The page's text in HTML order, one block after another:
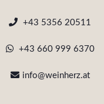
+43 5356 20511
+43 660 999 6370
info@weinherz.at